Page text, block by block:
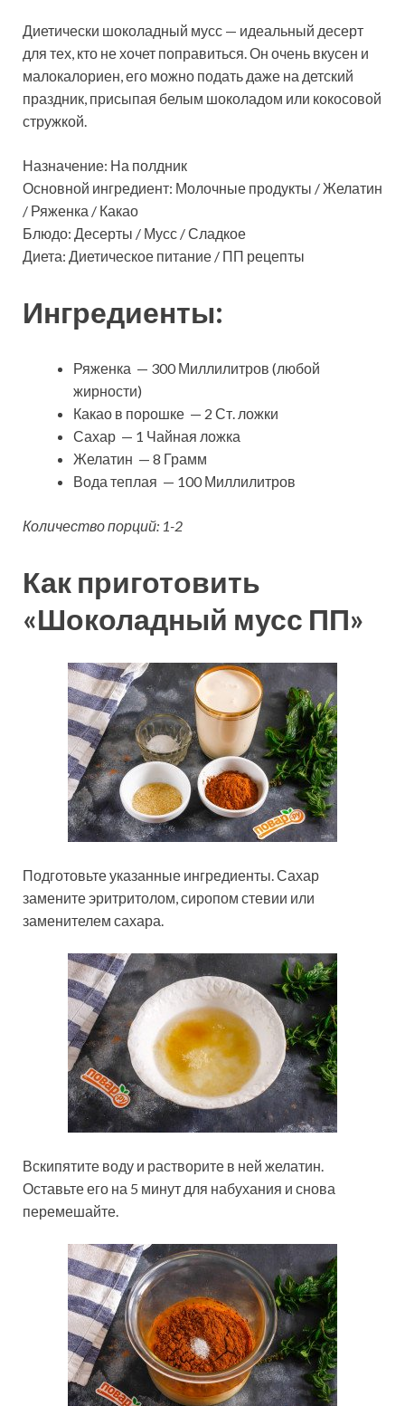
Диетически шоколадный мусс — идеальный десерт
для тех, кто не хочет поправиться. Он очень вкусен и
малокалориен, его можно подать даже на детский
праздник, присыпая белым шоколадом или кокосовой
стружкой.
Назначение: На полдник
Основной ингредиент: Молочные продукты / Желатин
/ Ряженка / Какао
Блюдо: Десерты / Мусс / Сладкое
Диета: Диетическое питание / ПП рецепты
Ингредиенты:
Ряженка — 300 Миллилитров (любой
жирности)
Какао в порошке — 2 Ст. ложки
Сахар — 1 Чайная ложка
Желатин — 8 Грамм
Вода теплая — 100 Миллилитров
Количество порций: 1-2
Как приготовить
«Шоколадный мусс ПП»
Подготовьте указанные ингредиенты. Сахар
замените эритритолом, сиропом стевии или
заменителем сахара.
Вскипятите воду и растворите в ней желатин.
Оставьте его на 5 минут для набухания и снова
перемешайте.